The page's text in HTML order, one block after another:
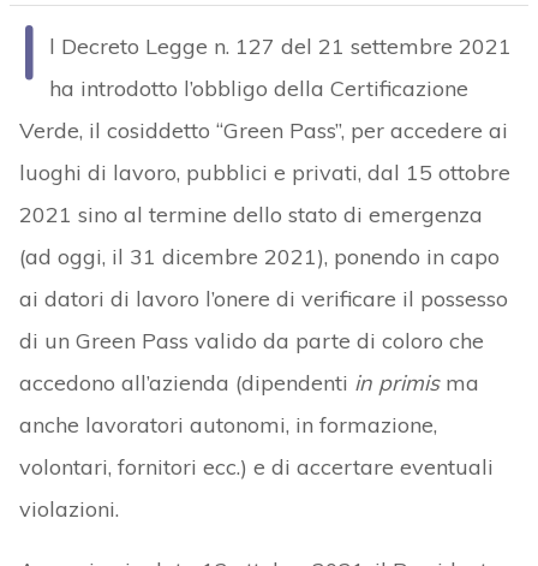
I
l Decreto Legge n. 127 del 21 settembre 2021
ha introdotto l’obbligo della Certificazione
Verde, il cosiddetto “Green Pass”, per accedere ai
luoghi di lavoro, pubblici e privati, dal 15 ottobre
2021 sino al termine dello stato di emergenza
(ad oggi, il 31 dicembre 2021), ponendo in capo
ai datori di lavoro l’onere di verificare il possesso
di un Green Pass valido da parte di coloro che
accedono all’azienda (dipendenti in primis ma
anche lavoratori autonomi, in formazione,
volontari, fornitori ecc.) e di accertare eventuali
violazioni.